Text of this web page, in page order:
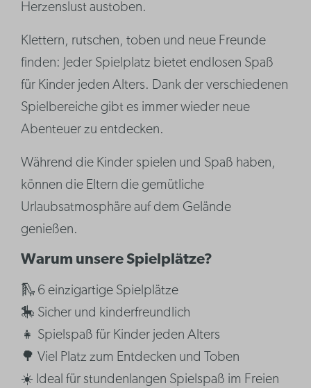
Herzenslust austoben.
Klettern, rutschen, toben und neue Freunde
finden: Jeder Spielplatz bietet endlosen Spaß
für Kinder jeden Alters. Dank der verschiedenen
Spielbereiche gibt es immer wieder neue
Abenteuer zu entdecken.
Während die Kinder spielen und Spaß haben,
können die Eltern die gemütliche
Urlaubsatmosphäre auf dem Gelände
genießen.
Warum unsere Spielplätze?
🛝 6 einzigartige Spielplätze
🎠 Sicher und kinderfreundlich
👧 Spielspaß für Kinder jeden Alters
🌳 Viel Platz zum Entdecken und Toben
☀️ Ideal für stundenlangen Spielspaß im Freien